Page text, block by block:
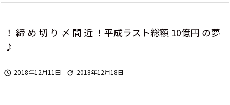
！ 締 め 切 り 〆 間 近 ！平成ラスト総額 10億円 の夢
♪
 2018年12月11日  2018年12月18日